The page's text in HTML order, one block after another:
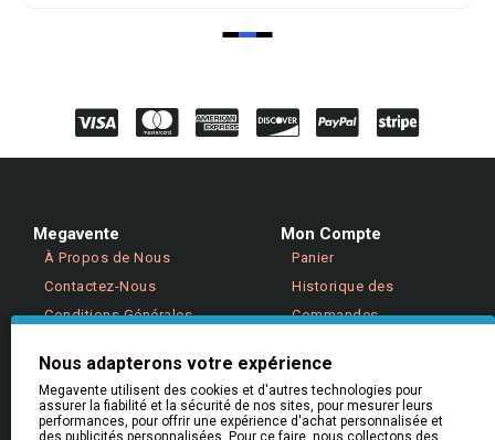
Megavente
À Propos de Nous
Contactez-Nous
Conditions Générales
Mon Compte
Panier
Historique des
Commandes
Aide & Informations
Aide
Nous adapterons votre expérience
Megavente utilisent des cookies et d'autres technologies pour
assurer la fiabilité et la sécurité de nos sites, pour mesurer leurs
performances, pour offrir une expérience d'achat personnalisée et
des publicités personnalisées. Pour ce faire, nous collectons des